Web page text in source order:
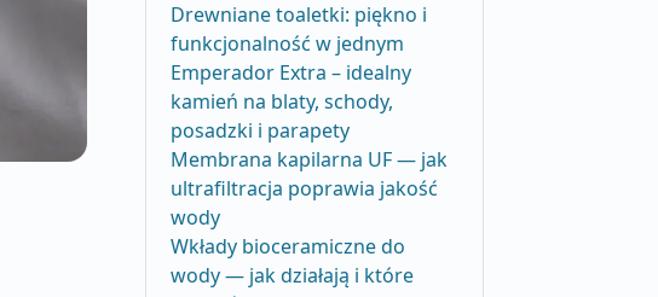
Drewniane toaletki: piękno i
funkcjonalność w jednym
Emperador Extra – idealny
kamień na blaty, schody,
posadzki i parapety
Membrana kapilarna UF — jak
ultrafiltracja poprawia jakość
wody
Wkłady bioceramiczne do
wody — jak działają i które